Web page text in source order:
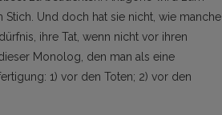
Und doch hat sie nicht, wie manche
ihre Tat, wenn nicht vor ihren
Monolog, den man als eine
1) vor den Toten; 2) vor den